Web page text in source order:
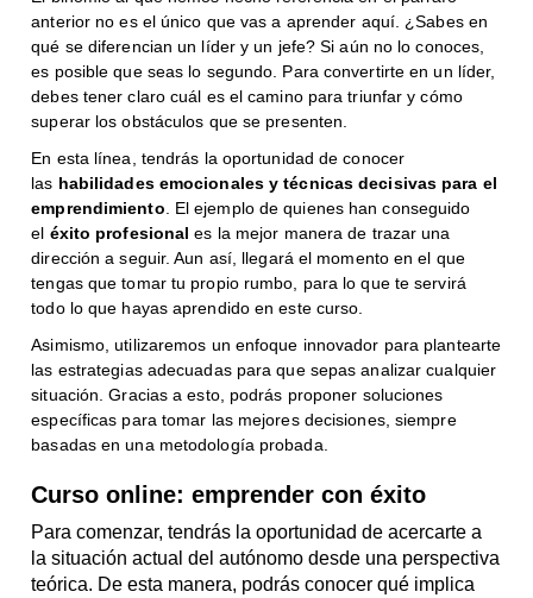
anterior no es el único que vas a aprender aquí. ¿Sabes en
qué se diferencian un líder y un jefe? Si aún no lo conoces,
es posible que seas lo segundo. Para convertirte en un líder,
debes tener claro cuál es el camino para triunfar y cómo
superar los obstáculos que se presenten.
En esta línea, tendrás la oportunidad de conocer
las habilidades emocionales y técnicas decisivas para el
emprendimiento . El ejemplo de quienes han conseguido
el éxito profesionales la mejor manera de trazar una
dirección a seguir. Aun así, llegará el momento en el que
tengas que tomar tu propio rumbo, para lo que te servirá
todo lo que hayas aprendido en este curso.
Asimismo, utilizaremos un enfoque innovador para plantearte
las estrategias adecuadas para que sepas analizar cualquier
situación. Gracias a esto, podrás proponer soluciones
específicas para tomar las mejores decisiones, siempre
basadas en una metodología probada.
Curso online: emprender con éxito
Para comenzar, tendrás la oportunidad de acercarte a
la situación actual del autónomo desde una perspectiva
teórica. De esta manera, podrás conocer qué implica